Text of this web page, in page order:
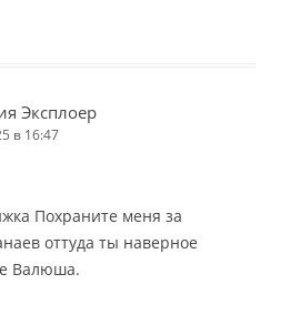
Эксплоер
в 16:47
Похраните меня за
оттуда ты наверное
Валюша.